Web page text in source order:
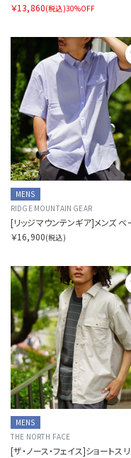
￥13,860(税込)30%OFF
MENS
RIDGE MOUNTAIN GEAR
￥16,900(税込)
MENS
THE NORTH FACE